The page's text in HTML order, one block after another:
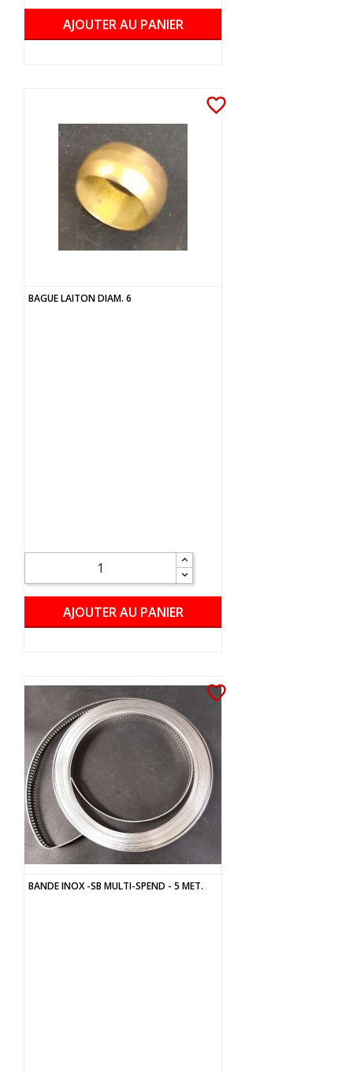
AJOUTER AU PANIER
favorite_border
BAGUE LAITON DIAM. 6
AJOUTER AU PANIER
favorite_border
BANDE INOX -SB MULTI-SPEND - 5 MET.